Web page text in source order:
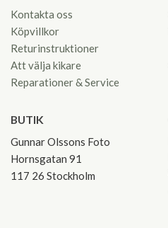
Kontakta oss
Köpvillkor
Returinstruktioner
Att välja kikare
Reparationer & Service
BUTIK
Gunnar Olssons Foto
Hornsgatan 91
117 26 Stockholm